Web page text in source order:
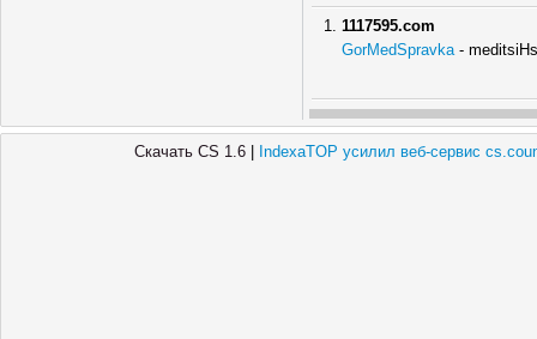
1117595.com
GorMedSpravka-
Скачать CS 1.6| IndexaTOP усилил веб-сервис